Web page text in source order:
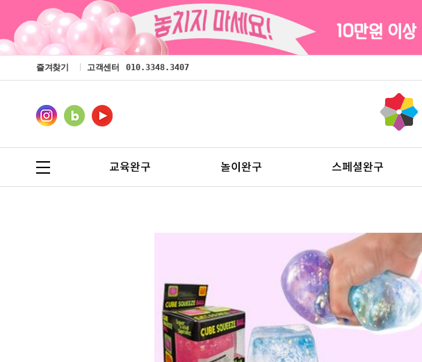
즐겨찾기 고객센터 010.3348.3407
교육완구 놀이완구 스페셜완구